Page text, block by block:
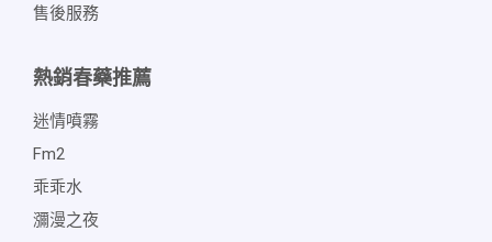
售後服務
熱銷春藥推薦
迷情噴霧
Fm2
乖乖水
瀰漫之夜